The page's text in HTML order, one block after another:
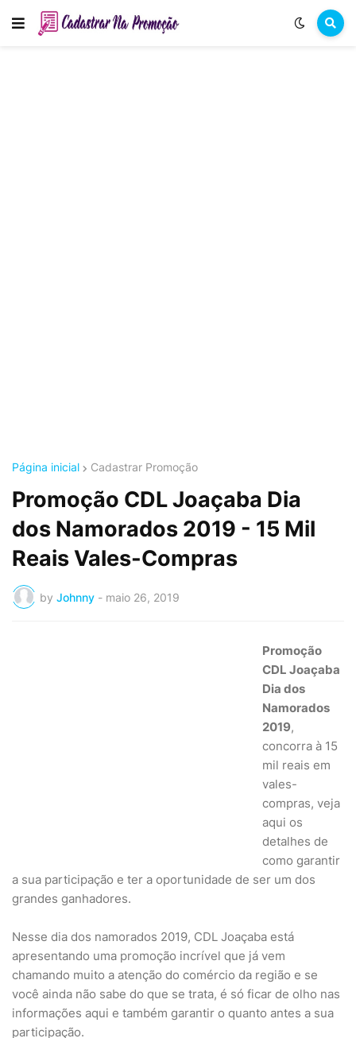
Página inicial Cadastrar Promoção
Promoção CDL Joaçaba Dia
dos Namorados 2019 - 15 Mil
Reais Vales-Compras
by Johnny - maio 26, 2019
Promoção
CDL Joaçaba
Dia dos
Namorados
2019,
concorra à 15
mil reais em
vales-
compras, veja
aqui os
detalhes de
como garantir
a sua participação e ter a oportunidade de ser um dos
grandes ganhadores.
Nesse dia dos namorados 2019, CDL Joaçaba está
apresentando uma promoção incrível que já vem
chamando muito a atenção do comércio da região e se
você ainda não sabe do que se trata, é só ficar de olho nas
informações aqui e também garantir o quanto antes a sua
participação.